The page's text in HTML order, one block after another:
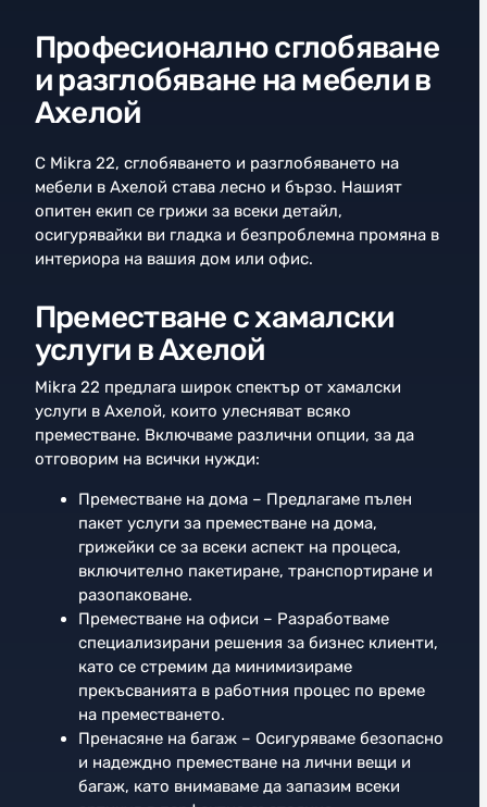
Професионално сглобяване
и разглобяване на мебели в
Ахелой
С Mikra 22, сглобяването и разглобяването на
мебели в Ахелой става лесно и бързо. Нашият
опитен екип се грижи за всеки детайл,
осигурявайки ви гладка и безпроблемна промяна в
интериора на вашия дом или офис.
Преместване с хамалски
услуги в Ахелой
Mikra 22 предлага широк спектър от хамалски
услуги в Ахелой, които улесняват всяко
преместване. Включваме различни опции, за да
отговорим на всички нужди:
Преместване на дома – Предлагаме пълен
пакет услуги за преместване на дома,
грижейки се за всеки аспект на процеса,
включително пакетиране, транспортиране и
разопаковане.
Преместване на офиси – Разработваме
специализирани решения за бизнес клиенти,
като се стремим да минимизираме
прекъсванията в работния процес по време
на преместването.
Пренасяне на багаж – Осигуряваме безопасно
и надеждно преместване на лични вещи и
багаж, като внимаваме да запазим всеки